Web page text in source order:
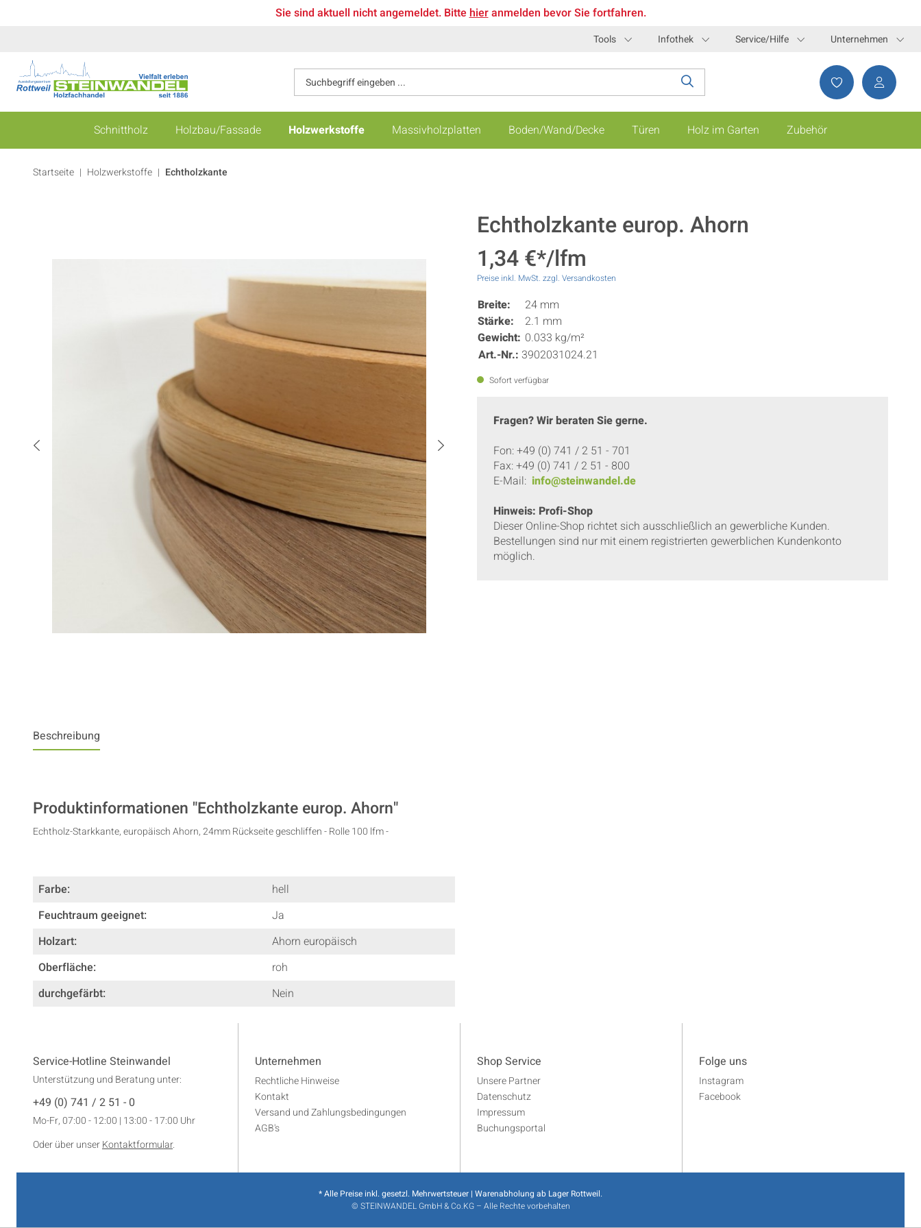
Sie sind aktuell nicht angemeldet. Bittehieranmelden bevor Sie fortfahren.
Tools Infothek Service/Hilfe Unternehmen
Schnittholz Holzbau/Fassade Holzwerkstoffe Massivholzplatten Boden/Wand/Decke Türen Holz im Garten Zubehör
Startseite Holzwerkstoffe | Echtholzkante
Echtholzkante europ. Ahorn
1,34 €*/lfm
Preise inkl. MwSt. zzgl. Versandkosten
Breite:
24 mm
Stärke:
2.1 mm
Gewicht: 0.033 kg/m²
Art.-Nr.: 3902031024.21
Sofort verfügbar
Fragen? Wir beraten Sie gerne.
Fon: +49 (0) 741 / 2 51 - 701
Fax: +49 (0) 741 / 2 51 - 800
E-Mail: info@steinwandel.de
Hinweis: Profi-Shop
Dieser Online-Shop richtet sich ausschließlich an gewerbliche Kunden.
Bestellungen sind nur mit einem registrierten gewerblichen Kundenkonto
möglich.
Beschreibung
Produktinformationen "Echtholzkante europ. Ahorn"
Echtholz-Starkkante, europäisch Ahorn, 24mm Rückseite geschliffen - Rolle 100 lfm -
Farbe:
hell
Feuchtraum geeignet:
Ja
Holzart:
Ahorn europäisch
Oberfläche:
roh
durchgefärbt:
Nein
Service-Hotline Steinwandel
Unterstützung und Beratung unter:
+49 (0) 741 / 2 51 - 0
Mo-Fr, 07:00 - 12:00 | 13:00 - 17:00 Uhr
Oder über unserKontaktformular.
Unternehmen
Rechtliche Hinweise
Kontakt
Versand und Zahlungsbedingungen
AGB's
Shop Service
Unsere Partner
Datenschutz
Impressum
Buchungsportal
Folge uns
Instagram
Facebook
* Alle Preise inkl. gesetzl. Mehrwertsteuer | Warenabholung ab Lager Rottweil.
© STEINWANDEL GmbH & Co.KG – Alle Rechte vorbehalten